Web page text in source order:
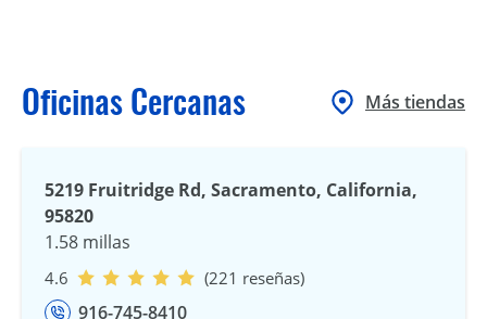
Oficinas Cercanas Más tiendas
5219 Fruitridge Rd, Sacramento, California,
95820
1.58 millas
4.6 (221 reseñas)
916-745-8410